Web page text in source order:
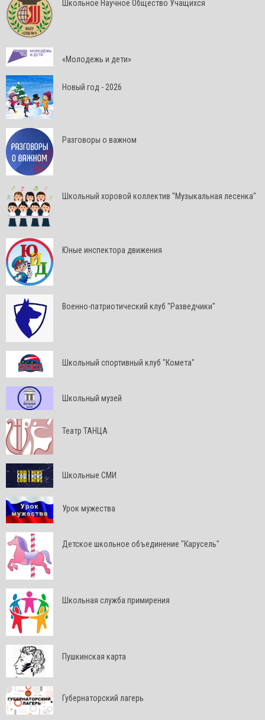
Школьное Научное Общество Учащихся
«Молодежь и дети»
Новый год - 2026
Разговоры о важном
Школьный хоровой коллектив "Музыкальная лесенка"
Юные инспектора движения
Военно-патриотический клуб "Разведчики"
Школьный спортивный клуб "Комета"
Школьный музей
Театр ТАНЦА
Школьные СМИ
Урок мужества
Детское школьное объединение "Карусель"
Школьная служба примирения
Пушкинская карта
Губернаторский лагерь